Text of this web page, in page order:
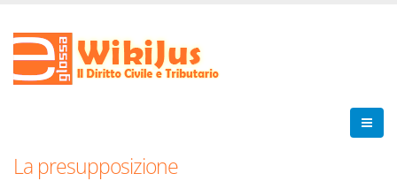
La presupposizione